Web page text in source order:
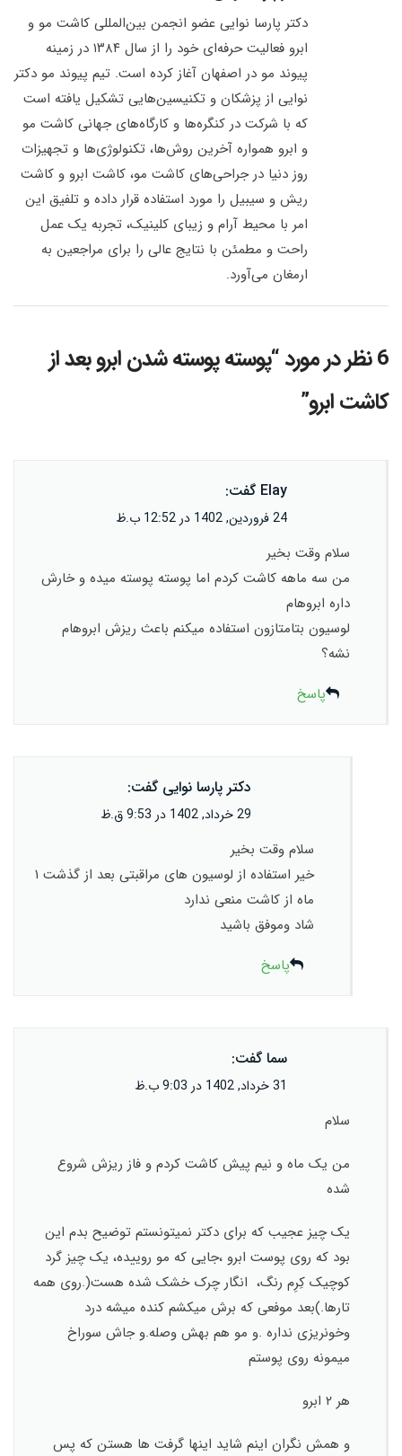
دکتر پارسا نوایی عضو انجمن بین‌المللی کاشت مو و
ابرو فعالیت حرفه‌ای خود را از سال ۱۳۸۴ در زمینه
پیوند مو در اصفهان آغاز کرده است. تیم پیوند مو دکتر
نوایی از پزشکان و تکنیسین‌هایی تشکیل یافته است
که با شرکت در کنگره‌ها و کارگاه‌های جهانی کاشت مو
و ابرو همواره آخرین روش‌ها، تکنولوژی‌ها و تجهیزات
روز دنیا در جراحی‌های کاشت مو، کاشت ابرو و کاشت
ریش و سیبیل را مورد استفاده قرار داده و تلفیق این
امر با محیط آرام و زیبای کلینیک، تجربه یک عمل
راحت و مطمئن با نتایج عالی را برای مراجعین به
ارمغان می‌آورد.
6 نظر در مورد “
پوسته پوسته شدن ابرو بعد از
کاشت ابرو”
Elay گفت:
24 فروردین, 1402 در 12:52 ب.ظ
سلام وقت بخیر
من سه ماهه کاشت کردم اما پوسته پوسته میده و خارش
داره ابروهام
لوسیون بتامتازون استفاده میکنم باعث ریزش ابروهام
نشه؟
پاسخ
دکتر پارسا نوایی گفت:
29 خرداد, 1402 در 9:53 ق.ظ
سلام وقت بخیر
خیر استفاده از لوسیون های مراقبتی بعد از گذشت ۱
ماه از کاشت منعی ندارد
شاد وموفق باشید
پاسخ
سما گفت:
31 خرداد, 1402 در 9:03 ب.ظ
سلام
من یک ماه و نیم پیش کاشت کردم و فاز ریزش شروع
شده
یک چیز عجیب که برای دکتر نمیتونستم توضیح بدم این
بود که روی پوست ابرو ،جایی که مو روییده، یک چیز گرد
کوچیک کِرِم رنگ، انگار چرک خشک شده هست(.روی همه
تارها.)بعد موفعی که برش میکشم کنده میشه درد
وخونریزی نداره .و مو هم بهش وصله.و جاش سوراخ
میمونه روی پوستم
هر ۲ ابرو
و همش نگران اینم شاید اینها گرفت ها هستن که پس